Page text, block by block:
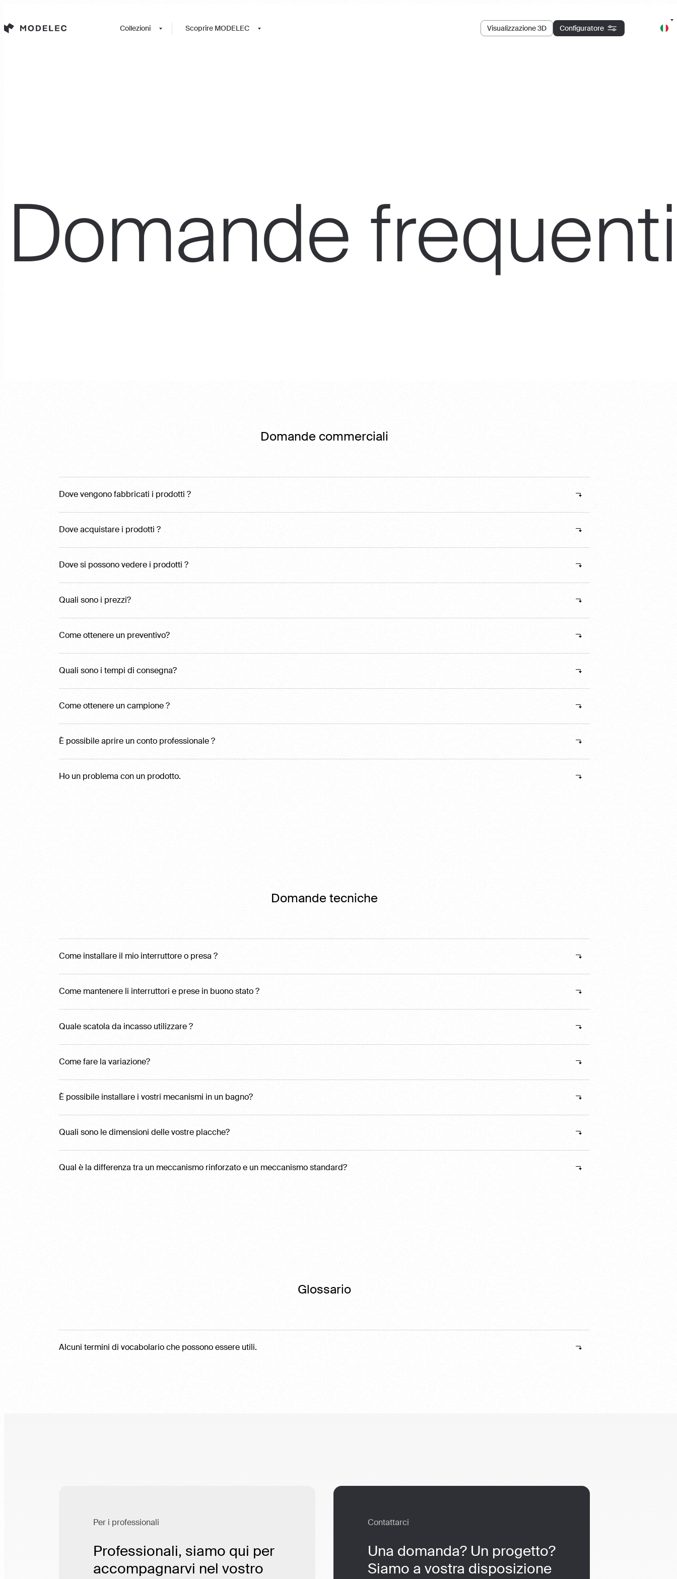
Collezioni Scoprire MODELEC Visualizzazione 3D Configuratore
Domande frequenti
Domande commerciali
Dove vengono fabbricati i prodotti ?
Dove acquistare i prodotti ?
Dove si possono vedere i prodotti ?
Quali sono i prezzi?
Come ottenere un preventivo?
Quali sono i tempi di consegna?
Come ottenere un campione ?
È possibile aprire un conto professionale ?
Ho un problema con un prodotto.
Domande tecniche
Come installare il mio interruttore o presa ?
Come mantenere li interruttori e prese in buono stato ?
Quale scatola da incasso utilizzare ?
Come fare la variazione?
È possibile installare i vostri mecanismi in un bagno?
Quali sono le dimensioni delle vostre placche?
Qual è la differenza tra un meccanismo rinforzato e un meccanismo standard?
Glossario
Alcuni termini di vocabolario che possono essere utili.
Per i professionali
Professionali, siamo qui per
accompagnarvi nel vostro
Contattarci
Una domanda? Un progetto?
Siamo a vostra disposizione